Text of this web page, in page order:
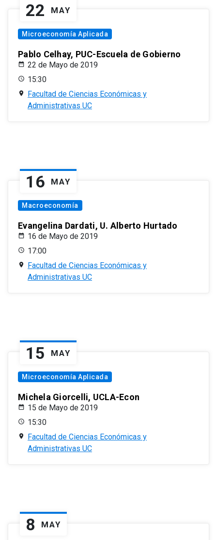
22 MAY
Microeconomía Aplicada
Pablo Celhay, PUC-Escuela de Gobierno
22 de Mayo de 2019
15:30
Facultad de Ciencias Económicas y
Administrativas UC
16 MAY
Macroeconomía
Evangelina Dardati, U. Alberto Hurtado
16 de Mayo de 2019
17:00
Facultad de Ciencias Económicas y
Administrativas UC
15 MAY
Microeconomía Aplicada
Michela Giorcelli, UCLA-Econ
15 de Mayo de 2019
15:30
Facultad de Ciencias Económicas y
Administrativas UC
8 MAY